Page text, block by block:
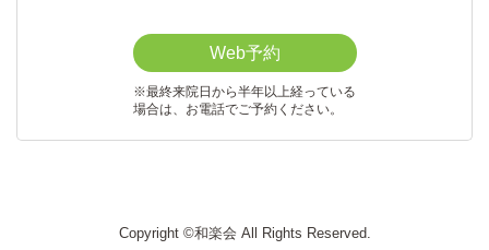
Web予約
※最終来院日から半年以上経っている
場合は、お電話でご予約ください。
Copyright ©和楽会 All Rights Reserved.